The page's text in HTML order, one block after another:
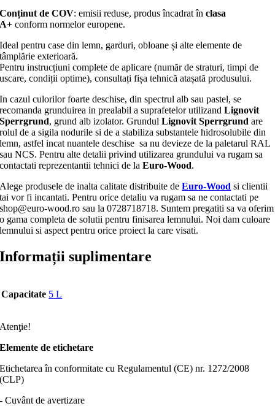
Conținut de COV: emisii reduse, produs încadrat înclasa
A+ conform normelor europene.
Ideal pentru case din lemn, garduri, obloane și alte elemente de
tâmplărie exterioară.
Pentru instrucțiuni complete de aplicare (număr de straturi, timpi de
uscare, condiții optime), consultați fișa tehnică atașată produsului.
In cazul culorilor foarte deschise, din spectrul alb sau pastel, se
recomanda grunduirea in prealabil a suprafetelor utilizandLignovit
Sperrgrund, grund alb izolator. GrundulLignovit Sperrgrund are
rolul de a sigila nodurile si de a stabiliza substantele hidrosolubile din
lemn, astfel incat nuantele deschise sa nu devieze de la paletarul RAL
sau NCS. Pentru alte detalii privind utilizarea grundului va rugam sa
contactati reprezentantii tehnici de laEuro-Wood.
Alege produsele de inalta calitate distribuite deEuro-Wood si clientii
tai vor fi incantati. Pentru orice detaliu va rugam sa ne contactati pe
shop@euro-wood.ro sau la 0728718718. Suntem pregatiti sa va oferim
o gama completa de solutii pentru finisarea lemnului. Noi dam culoare
lemnului si aspect pentru orice proiect la care visati.
Informații suplimentare
Capacitate 5 L
Atenţie!
Elemente de etichetare
Etichetarea în conformitate cu Regulamentul (CE) nr. 1272/2008
(CLP)
- Cuvânt de avertizare